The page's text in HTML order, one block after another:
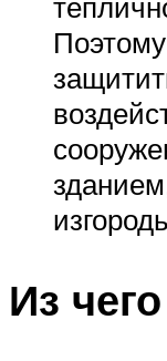
Из